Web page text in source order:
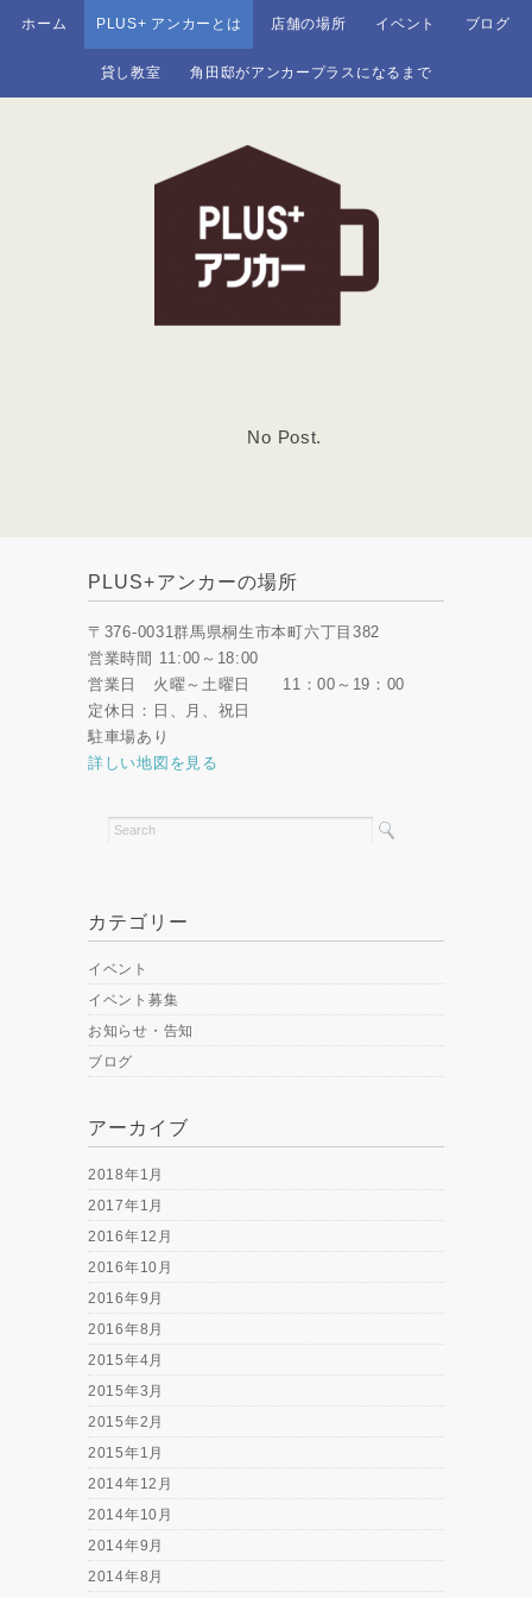
ホーム PLUS+ アンカーとは 店舗の場所 イベント ブログ
貸し教室 角田邸がアンカープラスになるまで
No Post.
PLUS+アンカーの場所
〒376-0031群馬県桐生市本町六丁目382
営業時間 11:00～18:00
営業日 火曜～土曜日 11：00～19：00
定休日：日、月、祝日
駐車場あり
詳しい地図を見る
カテゴリー
イベント
イベント募集
お知らせ・告知
ブログ
アーカイブ
2018年1月
2017年1月
2016年12月
2016年10月
2016年9月
2016年8月
2015年4月
2015年3月
2015年2月
2015年1月
2014年12月
2014年10月
2014年9月
2014年8月